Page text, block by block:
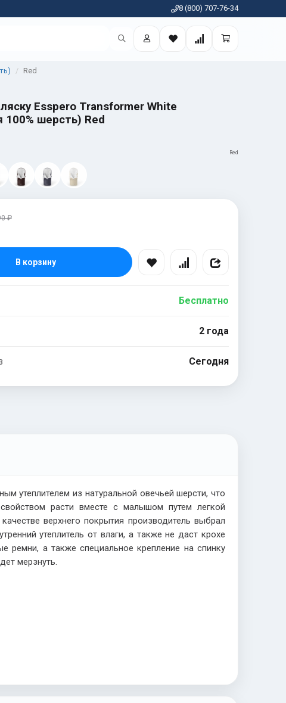
8 (800) 707-76-34
Red
Esspero Transformer White
100% шерсть) Red
Red
₽
В корзину
Бесплатно
2 года
Сегодня
утеплителем из натуральной овечьей шерсти, что
расти вместе с малышом путем легкой
верхнего покрытия производитель выбрал
утеплитель от влаги, а также не даст крохе
ремни, а также специальное крепление на спинку
мерзнуть.